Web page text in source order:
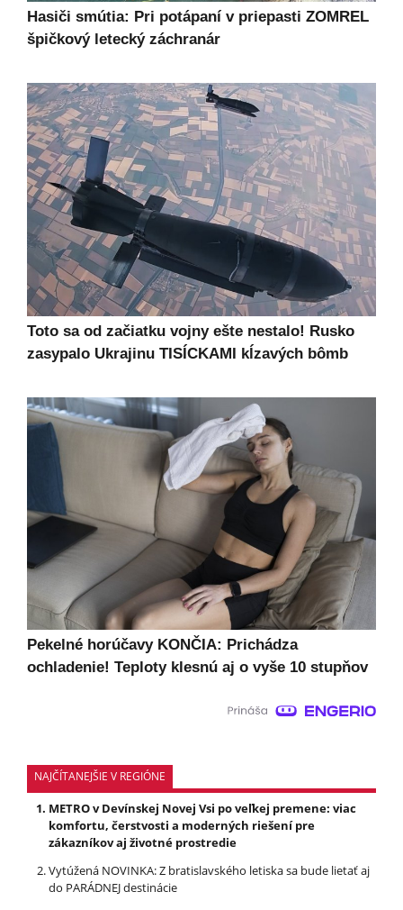
Hasiči smútia: Pri potápaní v priepasti ZOMREL
špičkový letecký záchranár
Toto sa od začiatku vojny ešte nestalo! Rusko
zasypalo Ukrajinu TISÍCKAMI kĺzavých bômb
Pekelné horúčavy KONČIA: Prichádza
ochladenie! Teploty klesnú aj o vyše 10 stupňov
NAJČÍTANEJŠIE V REGIÓNE
METRO v Devínskej Novej Vsi po veľkej premene: viac
komfortu, čerstvosti a moderných riešení pre
zákazníkov aj životné prostredie
Vytúžená NOVINKA: Z bratislavského letiska sa bude lietať aj
do PARÁDNEJ destinácie